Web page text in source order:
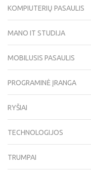
KOMPIUTERIŲ PASAULIS
MANO IT STUDIJA
MOBILUSIS PASAULIS
PROGRAMINĖ ĮRANGA
RYŠIAI
TECHNOLOGIJOS
TRUMPAI